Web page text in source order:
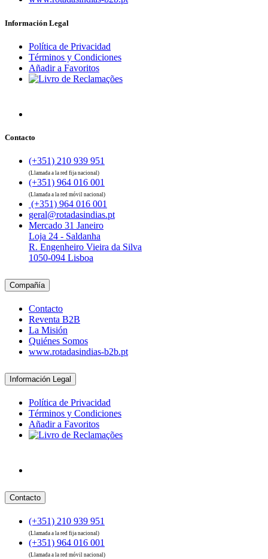
Información Legal
Política de Privacidad
Términos y Condiciones
Añadir a Favoritos
Contacto
(+351) 210 939 951
(Llamada a la red fija nacional)
(+351) 964 016 001
(Llamada a la red móvil nacional)
(+351) 964 016 001
geral@rotadasindias.pt
Mercado 31 Janeiro
Loja 24 - Saldanha
R. Engenheiro Vieira da Silva
1050-094 Lisboa
Compañía
Contacto
Reventa B2B
La Misión
Quiénes Somos
www.rotadasindias-b2b.pt
Información Legal
Política de Privacidad
Términos y Condiciones
Añadir a Favoritos
Contacto
(+351) 210 939 951
(Llamada a la red fija nacional)
(+351) 964 016 001
(Llamada a la red móvil nacional)